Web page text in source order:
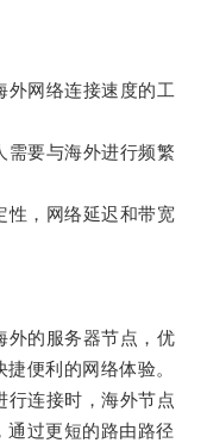
网络连接速度的工
要与海外进行频繁
，网络延迟和带宽
的服务器节点，优
便利的网络体验。
连接时，海外节点
通过更短的路由路径